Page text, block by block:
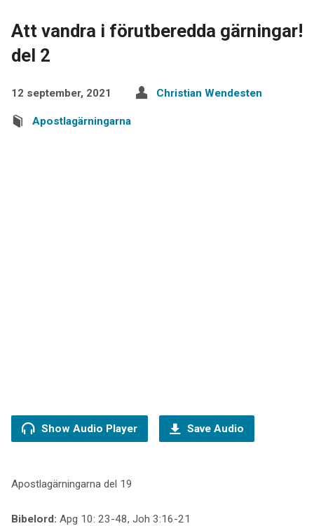
Att vandra i förutberedda gärningar!
del 2
12 september, 2021 Christian Wendesten
Apostlagärningarna
Show Audio Player Save Audio
Apostlagärningarna del 19
Bibelord: Apg 10: 23-48, Joh 3:16-21